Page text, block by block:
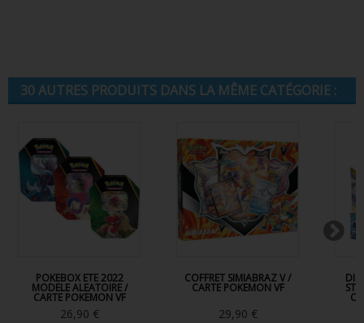
30 AUTRES PRODUITS DANS LA MÊME CATÉGORIE :
POKEBOX ETE 2022
MODELE ALEATOIRE /
CARTE POKEMON VF
26,90 €
COFFRET SIMIABRAZ V /
CARTE POKEMON VF
29,90 €